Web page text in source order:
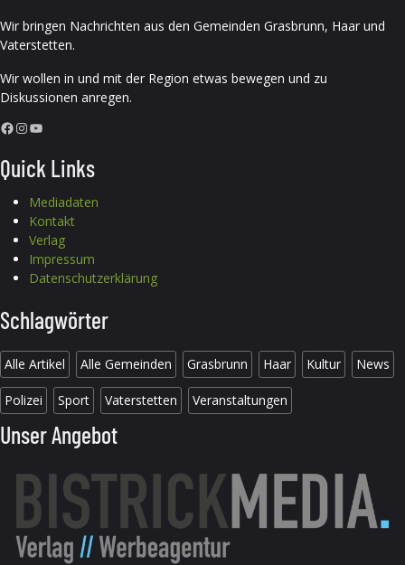
Wir bringen Nachrichten aus den Gemeinden Grasbrunn, Haar und
Vaterstetten.
Wir wollen in und mit der Region etwas bewegen und zu
Diskussionen anregen.
Facebook InstagramYouTube
Quick Links
Mediadaten
Kontakt
Verlag
Impressum
Datenschutzerklärung
Schlagwörter
Alle Artikel Alle Gemeinden Grasbrunn Haar Kultur News
Polizei Sport Vaterstetten Veranstaltungen
Unser Angebot